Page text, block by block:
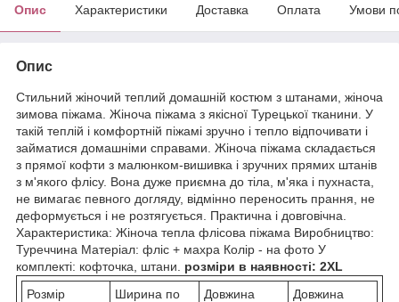
Опис Характеристики Доставка Оплата Умови
Опис
Стильний жіночий теплий домашній костюм з штанами, жіноча
зимова піжама. Жіноча піжама з якісної Турецької тканини. У
такій теплій і комфортній піжамі зручно і тепло відпочивати і
займатися домашніми справами. Жіноча піжама складається
з прямої кофти з малюнком-вишивка і зручних прямих штанів
з м'якого флісу. Вона дуже приємна до тіла, м'яка і пухнаста,
не вимагає певного догляду, відмінно переносить прання, не
деформується і не розтягується. Практична і довговічна.
Характеристика: Жіноча тепла флісова піжама Виробництво:
Туреччина Матеріал: фліс + махра Колір - на фото У
комплекті: кофточка, штани. розміри в наявності: 2XL
Розмір
Ширина по
Довжина
Довжина